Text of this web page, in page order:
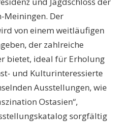
Meiningen. Der
von einem weitläufigen
der zahlreiche
bietet, ideal für Erholung
und Kulturinteressierte
Ausstellungen, wie
Ostasien“,
sorgfältig